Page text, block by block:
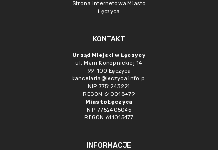
Strona Internetowa Miasto
Łęczyca
KONTAKT
Urząd Miejski w Łęczycy
ul. Marii Konopnickiej 14
99-100 Łęczyca
kancelaria@leczyca.info.pl
NIP 7751243221
REGON 610018479
Miasto Łęczyca
NIP 7752405045
REGON 611015477
INFORMACJE